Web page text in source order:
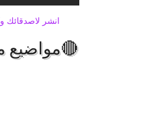
انشر لاصدقائك
🔴مواضيع